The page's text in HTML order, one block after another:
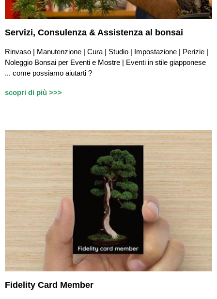
Servizi, Consulenza & Assistenza al bonsai
Rinvaso | Manutenzione | Cura | Studio | Impostazione | Perizie |
Noleggio Bonsai per Eventi e Mostre | Eventi in stile giapponese
... come possiamo aiutarti ?
scopri di più >>>
Fidelity Card Member